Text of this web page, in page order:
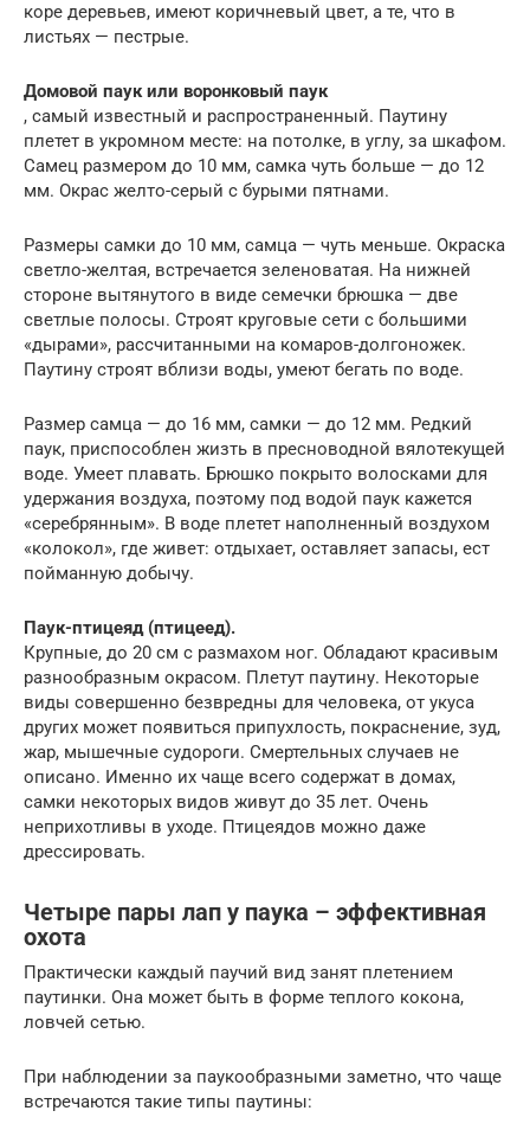
коре деревьев, имеют коричневый цвет, а те, что в
листьях — пестрые.
Домовой паук или воронковый паук
, самый известный и распространенный. Паутину
плетет в укромном месте: на потолке, в углу, за шкафом.
Самец размером до 10 мм, самка чуть больше — до 12
мм. Окрас желто-серый с бурыми пятнами.
Размеры самки до 10 мм, самца — чуть меньше. Окраска
светло-желтая, встречается зеленоватая. На нижней
стороне вытянутого в виде семечки брюшка — две
светлые полосы. Строят круговые сети с большими
«дырами», рассчитанными на комаров-долгоножек.
Паутину строят вблизи воды, умеют бегать по воде.
Размер самца — до 16 мм, самки — до 12 мм. Редкий
паук, приспособлен жизть в пресноводной вялотекущей
воде. Умеет плавать. Брюшко покрыто волосками для
удержания воздуха, поэтому под водой паук кажется
«серебрянным». В воде плетет наполненный воздухом
«колокол», где живет: отдыхает, оставляет запасы, ест
пойманную добычу.
Паук-птицеяд (птицеед).
Крупные, до 20 см с размахом ног. Обладают красивым
разнообразным окрасом. Плетут паутину. Некоторые
виды совершенно безвредны для человека, от укуса
других может появиться припухлость, покраснение, зуд,
жар, мышечные судороги. Смертельных случаев не
описано. Именно их чаще всего содержат в домах,
самки некоторых видов живут до 35 лет. Очень
неприхотливы в уходе. Птицеядов можно даже
дрессировать.
Четыре пары лап у паука – эффективная
охота
Практически каждый паучий вид занят плетением
паутинки. Она может быть в форме теплого кокона,
ловчей сетью.
При наблюдении за паукообразными заметно, что чаще
встречаются такие типы паутины: